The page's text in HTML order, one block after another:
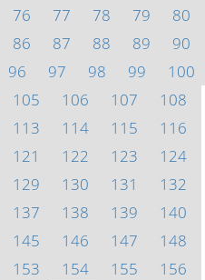
76 77 78 79
80
86 87 88 89
90
96 97 98 99
100
105 106 107
108
113 114 115
116
121 122 123
124
129 130 131
132
137 138 139
140
145 146 147
148
153 154 155
156